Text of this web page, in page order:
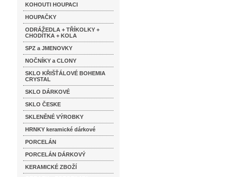
KOHOUTI HOUPACI
HOUPAČKY
ODRÁŽEDLA + TŘÍKOLKY +
CHODÍTKA + KOLA
SPZ a JMENOVKY
NOČNÍKY a CLONY
SKLO KŘIŠŤÁLOVÉ BOHEMIA
CRYSTAL
SKLO DÁRKOVÉ
SKLO ČESKE
SKLENĚNÉ VÝROBKY
HRNKY keramické dárkové
PORCELÁN
PORCELÁN DÁRKOVÝ
KERAMICKÉ ZBOŽÍ